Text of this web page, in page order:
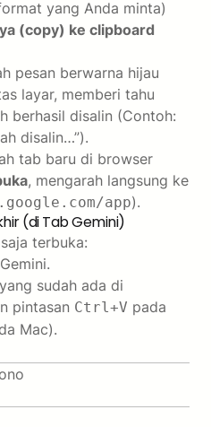
yang Anda minta)
(copy) ke clipboard
pesan berwarna hijau
layar, memberi tahu
berhasil disalin (Contoh:
disalin…”).
tab baru di browser
, mengarah langsung ke
app).
(di Tab Gemini)
terbuka:
sudah ada di
pintasan Ctrl+V pada
Mac).